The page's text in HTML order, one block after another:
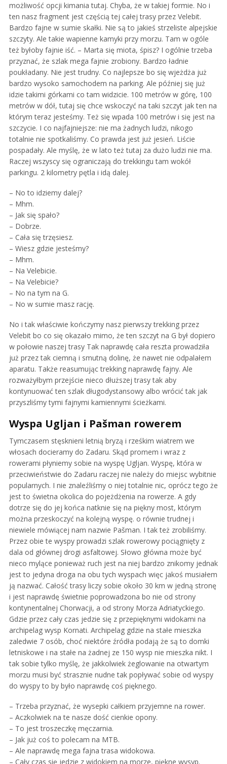
możliwość opcji kimania tutaj. Chyba, że w takiej formie. No i
ten nasz fragment jest częścią tej całej trasy przez Velebit.
Bardzo fajne w sumie skałki. Nie są to jakieś strzeliste alpejskie
szczyty. Ale takie wapienne kamyki przy morzu. Tam w ogóle
też byłoby fajnie iść. – Marta się miota, śpisz? I ogólnie trzeba
przyznać, że szlak mega fajnie zrobiony. Bardzo ładnie
poukładany. Nie jest trudny. Co najlepsze bo się wjeżdża już
bardzo wysoko samochodem na parking. Ale później się już
idzie takimi górkami co tam widzicie. 100 metrów w górę, 100
metrów w dół, tutaj się chce wskoczyć na taki szczyt jak ten na
którym teraz jesteśmy. Też się wpada 100 metrów i się jest na
szczycie. I co najfajniejsze: nie ma żadnych ludzi, nikogo
totalnie nie spotkaliśmy. Co prawda jest już jesień. Liście
pospadały. Ale myślę, że w lato też tutaj za dużo ludzi nie ma.
Raczej wszyscy się ograniczają do trekkingu tam wokół
parkingu. 2 kilometry pętla i idą dalej.
– No to idziemy dalej?
– Mhm.
– Jak się spało?
– Dobrze.
– Cała się trzęsiesz.
– Wiesz gdzie jesteśmy?
– Mhm.
– Na Velebicie.
– Na Velebicie?
– No na tym na G.
– No w sumie masz rację.
No i tak właściwie kończymy nasz pierwszy trekking przez
Velebit bo co się okazało mimo, że ten szczyt na G był dopiero
w połowie naszej trasy Tak naprawdę cała reszta prowadziła
już przez tak ciemną i smutną dolinę, że nawet nie odpalałem
aparatu. Także reasumując trekking naprawdę fajny. Ale
rozważyłbym przejście nieco dłuższej trasy tak aby
kontynuować ten szlak długodystansowy albo wrócić tak jak
przyszliśmy tymi fajnymi kamiennymi ścieżkami.
Wyspa Ugljan i Pašman rowerem
Tymczasem stęsknieni letnią bryzą i rześkim wiatrem we
włosach docieramy do Zadaru. Skąd promem i wraz z
rowerami płyniemy sobie na wyspę Ugljan. Wyspę, która w
przeciwieństwie do Zadaru raczej nie należy do miejsc wybitnie
popularnych. I nie znaleźliśmy o niej totalnie nic, oprócz tego że
jest to świetna okolica do pojeżdżenia na rowerze. A gdy
dotrze się do jej końca natknie się na piękny most, którym
można przeskoczyć na kolejną wyspę. o równie trudnej i
niewiele mówiącej nam nazwie Pašman. I tak też zrobiliśmy.
Przez obie te wyspy prowadzi szlak rowerowy pociągnięty z
dala od głównej drogi asfaltowej. Słowo główna może być
nieco mylące ponieważ ruch jest na niej bardzo znikomy jednak
jest to jedyna droga na obu tych wyspach więc jakoś musiałem
ją nazwać. Całość trasy liczy sobie około 30 km w jedną stronę
i jest naprawdę świetnie poprowadzona bo nie od strony
kontynentalnej Chorwacji, a od strony Morza Adriatyckiego.
Gdzie przez cały czas jedzie się z przepięknymi widokami na
archipelag wysp Kornati. Archipelag gdzie na stałe mieszka
zaledwie 7 osób, choć niektóre źródła podają że są to domki
letniskowe i na stałe na żadnej ze 150 wysp nie mieszka nikt. I
tak sobie tylko myślę, że jakkolwiek żeglowanie na otwartym
morzu musi być strasznie nudne tak popływać sobie od wyspy
do wyspy to by było naprawdę coś pięknego.
– Trzeba przyznać, że wysepki całkiem przyjemne na rower.
– Aczkolwiek na te nasze dość cienkie opony.
– To jest troszeczkę męczarnia.
– Jak już coś to polecam na MTB.
– Ale naprawdę mega fajna trasa widokowa.
– Cały czas się jedzie z widokiem na morze, piękne wysyp.